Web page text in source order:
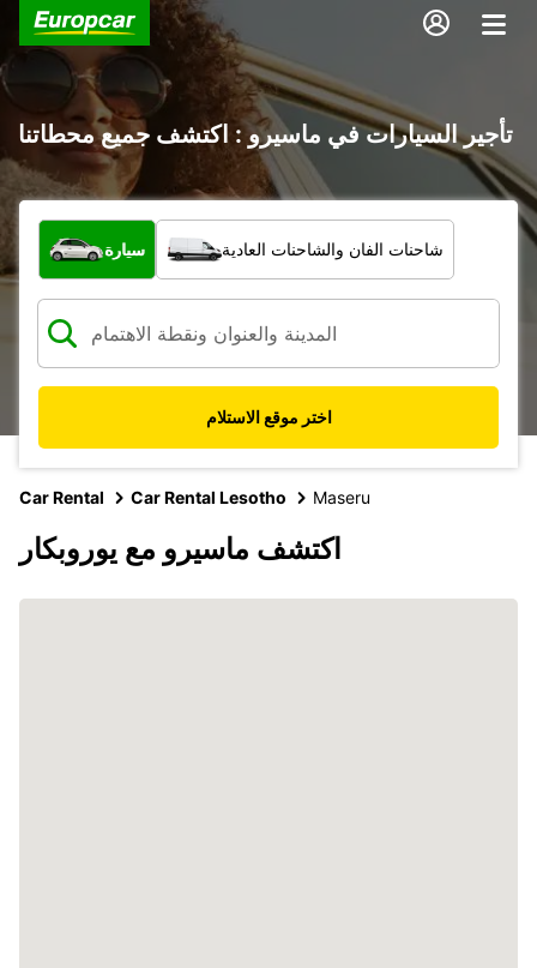
تأجير السيارات في ماسيرو : اكتشف جميع محطاتنا
ما نوع المركبة؟
سيارة شاحنات الفان والشاحنات العادية
اختر موقع الاستلام
Car Rental Car Rental Lesotho Maseru
اكتشف ماسيرو مع يوروبكار